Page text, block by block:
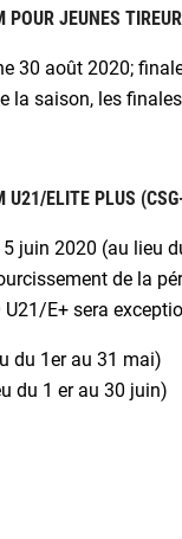
JEUNES
30 août 2020;
la saison, les
U21/ELITE PLUS
juin 2020 (au lieu
de la
U21/E+ sera
du 1er au 31 mai)
du 1 er au 30 juin)